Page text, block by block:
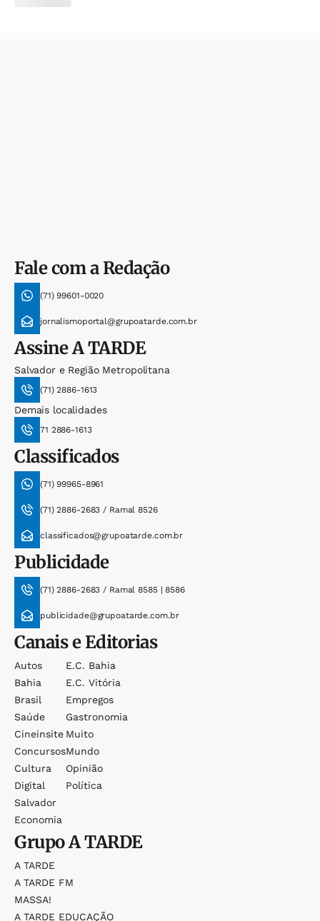
Fale com a Redação
(71) 99601-0020
jornalismoportal@grupoatarde.com.br
AssineA TARDE
Salvador e Região Metropolitana
(71) 2886-1613
Demais localidades
71 2886-1613
Classificados
(71) 99965-8961
(71) 2886-2683 / Ramal 8526
classificados@grupoatarde.com.br
Publicidade
(71) 2886-2683 / Ramal 8585 | 8586
publicidade@grupoatarde.com.br
Canais e Editorias
Autos
Bahia
Brasil
Saúde
Cineinsite
Concursos
Cultura
Digital
Salvador
Economia
E.c. Bahia
E.c. Vitória
Empregos
Gastronomia
Muito
Mundo
Opinião
Política
GrupoA TARDE
A TARDE
A TARDE FM
MASSA!
A TARDE EDUCAÇÃO